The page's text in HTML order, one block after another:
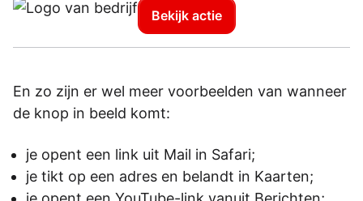
Bekijk actie
En zo zijn er wel meer voorbeelden van wanneer
de knop in beeld komt:
je opent een link uit Mail in Safari;
je tikt op een adres en belandt in Kaarten;